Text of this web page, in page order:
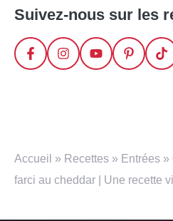
Suivez-nous sur les
Accueil » Recettes » Entrées »
farci au cheddar | Une recette